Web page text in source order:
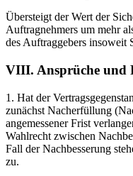
Übersteigt der Wert der
Auftragnehmers um mehr
des Auftraggebers insoweit
VIII. Ansprüche und
1. Hat der
zunächst Nacherfüllung
angemessener Frist
Wahlrecht zwischen
Fall der Nachbesserung
zu.